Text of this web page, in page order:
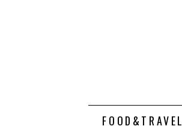
FOOD&TRAVEL